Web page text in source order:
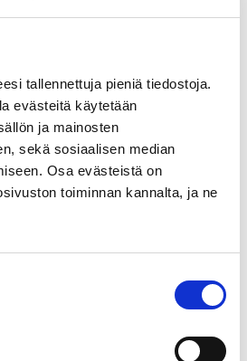
tallennettuja pieniä tiedostoja.
evästeitä käytetään
ja mainosten
sekä sosiaalisen median
Osa evästeistä on
toiminnan kannalta, ja ne
sisäänpääsyn,
junnun pitää olla
ILMOITTAUTUMINEN
SUOSITTELEMME